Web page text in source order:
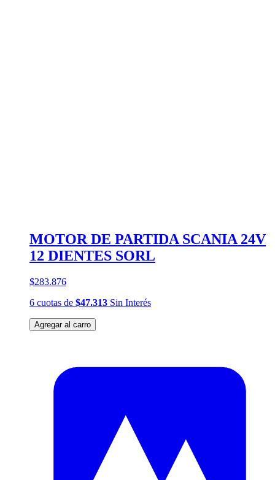
MOTOR DE PARTIDA SCANIA 24V
12 DIENTES SORL
$283.876
6 cuotas de $47.313 Sin Interés
Agregar al carro